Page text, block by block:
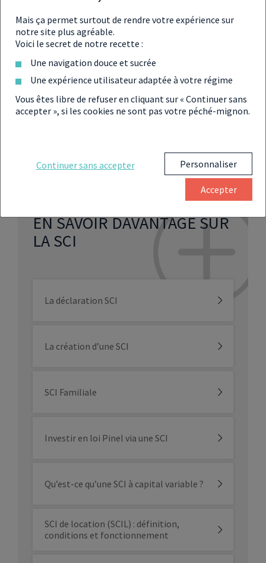
LA RESPONSABILITÉ ILLIMITÉE
sociétés qui tendent à protéger la responsabilité propre
de chaque associé en la minimisant, dans le cadre d’une
est considérée illimitée. Ainsi, dans les faits, si la
structure développe des dettes pour non paiement et
patrimoine personnel de chaque associé pourra être saisi
pour rembourser les créanciers.
EN SAVOIR DAVANTAGE SUR
LA SCI
La déclaration SCI
La création d’une SCI
SCI Familiale
Investir en loi Pinel via une SCI
Qu’est-ce qu’une SCI à capital variable ?
SCI de location (SCIL) : définition,
conditions et fonctionnement
Mais ça permet surtout de rendre votre expérience sur
notre site plus agréable.
Voici le secret de notre recette :
Une navigation douce et sucrée
Une expérience utilisateur adaptée à votre régime
Vous êtes libre de refuser en cliquant sur « Continuer sans
accepter », si les cookies ne sont pas votre péché-mignon.
Continuer sans accepter Personnaliser
Accepter